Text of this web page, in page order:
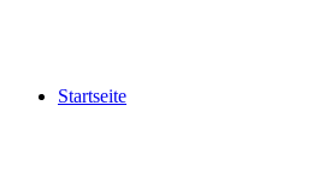
Startseite